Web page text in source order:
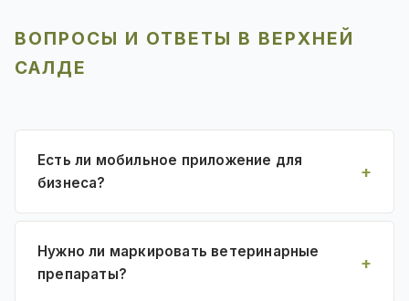
ВОПРОСЫ И ОТВЕТЫ В ВЕРХНЕЙ
САЛДЕ
Есть ли мобильное приложение для
бизнеса?
Нужно ли маркировать ветеринарные
препараты?